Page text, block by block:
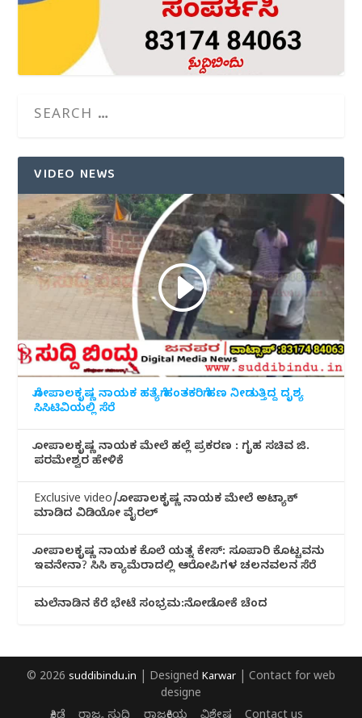
VIDEO NEWS
ಗೋಪಾಲಕೃಷ್ಣ ನಾಯಕ ಹತ್ಯೆಗೆ ಹಂತಕರಿಗೆ ಹಣ ನೀಡುತ್ತಿದ್ದ ದೃಶ್ಯ
ಸಿಸಿಟಿವಿಯಲ್ಲಿ ಸೆರೆ
ಗೋಪಾಲಕೃಷ್ಣ ನಾಯಕ ಮೇಲೆ ಹಲ್ಲೆ ಪ್ರಕರಣ : ಗೃಹ ಸಚಿವ ಜಿ.
ಪರಮೇಶ್ವರ ಹೇಳಿಕೆ
Exclusive video/ಗೋಪಾಲಕೃಷ್ಣ ನಾಯಕ ಮೇಲೆ ಅಟ್ಯಾಕ್
ಮಾಡಿದ ವಿಡಿಯೋ ವೈರಲ್
ಗೋಪಾಲಕೃಷ್ಣ ನಾಯಕ ಕೊಲೆ ಯತ್ನ ಕೇಸ್: ಸೂಪಾರಿ ಕೊಟ್ಟವನು
ಇವನೇನಾ? ಸಿಸಿ ಕ್ಯಾಮೆರಾದಲ್ಲಿ ಆರೋಪಿಗಳ ಚಲನವಲನ ಸೆರೆ
ಮಲೆನಾಡಿ‌ನ ಕೆರೆ ಭೇಟೆ ಸಂಭ್ರಮ:ನೋಡೋಕೆ ಚೆಂದ
© 2026 suddibindu.in | Designed Karwar | Contact for web
designe